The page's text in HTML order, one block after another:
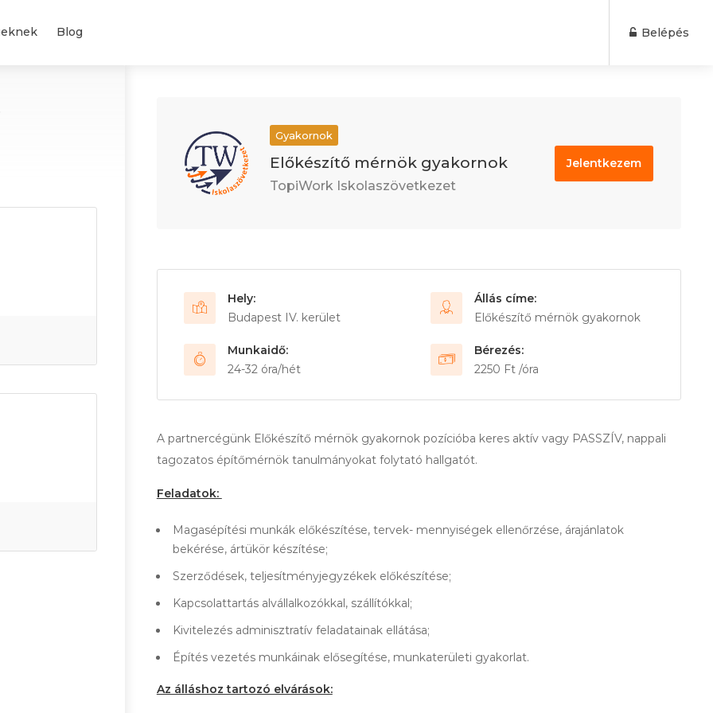
Blog Belépés
Gyakornok
Előkészítő mérnök gyakornok
TopiWork Iskolaszövetkezet
Jelentkezem
Hely:
Budapest IV. kerület
Állás címe:
Előkészítő mérnök gyakornok
Munkaidő:
24-32 óra/hét
Bérezés:
2250 Ft /óra
A partnercégünk Előkészítő mérnök gyakornok pozícióba keres aktív vagy PASSZÍV, nappali
tagozatos építőmérnök tanulmányokat folytató hallgatót.
Feladatok:
Magasépítési munkák előkészítése, tervek- mennyiségek ellenőrzése, árajánlatok
bekérése, ártükör készítése;
Szerződések, teljesítményjegyzékek előkészítése;
Kapcsolattartás alvállalkozókkal, szállítókkal;
Kivitelezés adminisztratív feladatainak ellátása;
Építés vezetés munkáinak elősegítése, munkaterületi gyakorlat.
Az álláshoz tartozó elvárások: